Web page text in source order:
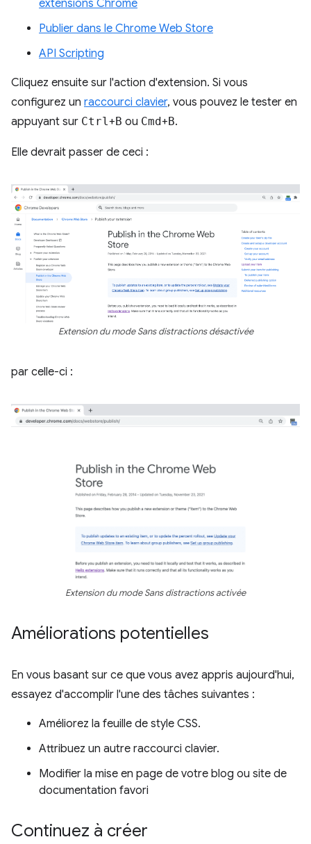
extensions Chrome
Publier dans le Chrome Web Store
API Scripting
Cliquez ensuite sur l'action d'extension. Si vous
configurez un raccourci clavier, vous pouvez le tester en
appuyant sur Ctrl +B ou Cmd+B.
Elle devrait passer de ceci :
Extension du mode Sans distractions désactivée
par celle-ci :
Extension du mode Sans distractions activée
Améliorations potentielles
En vous basant sur ce que vous avez appris aujourd'hui,
essayez d'accomplir l'une des tâches suivantes :
Améliorez la feuille de style CSS.
Attribuez un autre raccourci clavier.
Modifier la mise en page de votre blog ou site de
documentation favori
Continuez à créer